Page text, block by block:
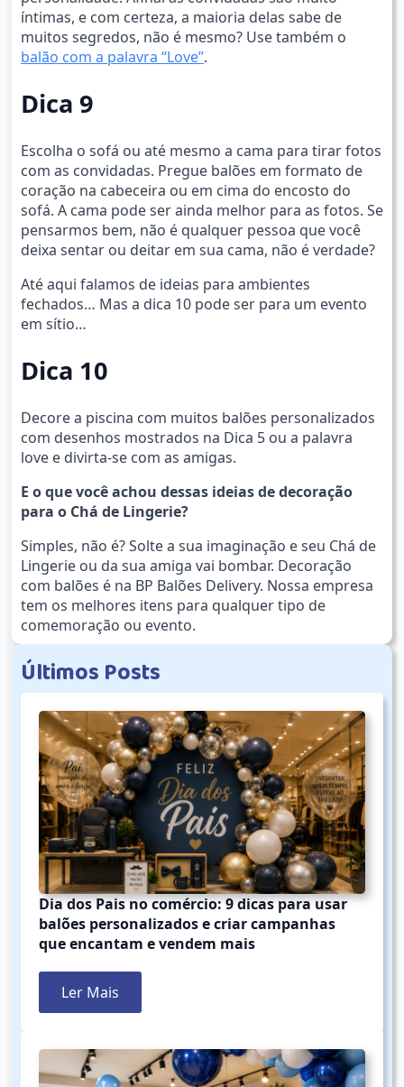
íntimas, e com certeza, a maioria delas sabe de
muitos segredos, não é mesmo? Use também o
balão com a palavra “Love”.
Dica 9
Escolha o sofá ou até mesmo a cama para tirar fotos
com as convidadas. Pregue balões em formato de
coração na cabeceira ou em cima do encosto do
sofá. A cama pode ser ainda melhor para as fotos. Se
pensarmos bem, não é qualquer pessoa que você
deixa sentar ou deitar em sua cama, não é verdade?
Até aqui falamos de ideias para ambientes
fechados… Mas a dica 10 pode ser para um evento
em sítio…
Dica 10
Decore a piscina com muitos balões personalizados
com desenhos mostrados na Dica 5 ou a palavra
love e divirta-se com as amigas.
E o que você achou dessas ideias de decoração
para o Chá de Lingerie?
Simples, não é? Solte a sua imaginação e seu Chá de
Lingerie ou da sua amiga vai bombar. Decoração
com balões é na BP Balões Delivery. Nossa empresa
tem os melhores itens para qualquer tipo de
comemoração ou evento.
ÚltimosPosts
Dia dos Pais no comércio: 9 dicas para usar
balões personalizados e criar campanhas
que encantam e vendem mais
Ler Mais